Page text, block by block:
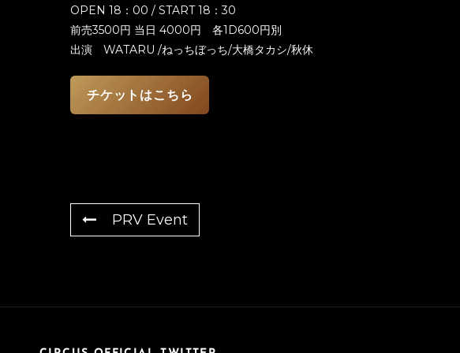
OPEN 18：00 / START 18：30
前売3500円 当日 4000円 各1D600円別
出演 WATARU /ねっちぼっち/大橋タカシ/秋休
チケットはこちら
PRV Event